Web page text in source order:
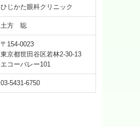
ひじかた眼科クリニック
土方 聡
〒154-0023
東京都世田谷区若林2-30-13
エコーバレー101
03-5431-6750